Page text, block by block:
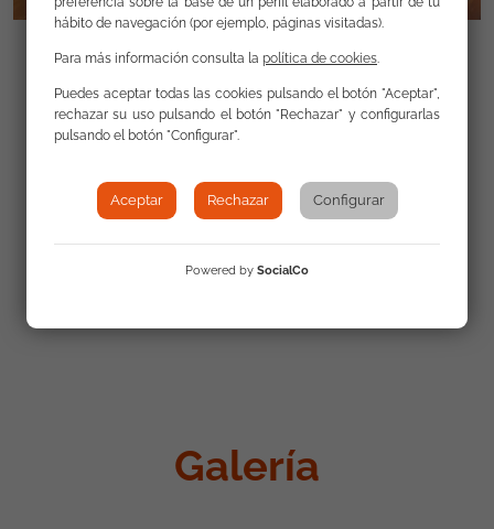
Enlaces
Andalucía destina más 117 millones de
Formación Profesional Dual. Junta de Andalucía
Galería
hábito de navegación (por ejemplo, páginas visitadas).
Para más información consulta la política de cookies
Puedes aceptar todas las cookies pulsando el botón "Aceptar",
rechazar su uso pulsando el botón "Rechazar" y configurarlas
pulsando el botón "Configurar".
Aceptar Rechazar Configurar
Powered by SocialCo